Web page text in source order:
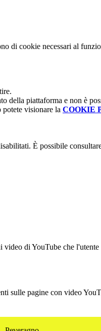
di cookie necessari al
della piattaforma e non è
visionare la COOKIE
È possibile
video di YouTube che l'utente
sulle pagine con video